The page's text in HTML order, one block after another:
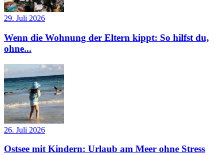
29. Juli 2026
Wenn die Wohnung der Eltern kippt: So hilfst du,
ohne...
26. Juli 2026
Ostsee mit Kindern: Urlaub am Meer ohne Stress